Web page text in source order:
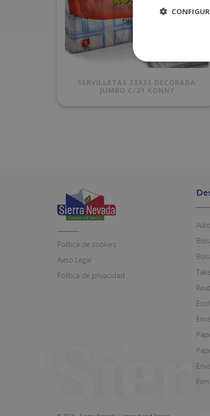
SERVILLETAS 33X33 DECORADA
JUMBO C/21 KONNY
Política de cookies
Aviso Legal
Política de privacidad